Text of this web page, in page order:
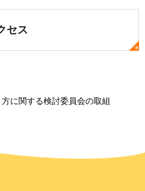
セス
に関する検討委員会の取組